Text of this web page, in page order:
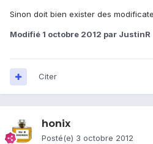
Sinon doit bien exister des
Modifié 1 octobre 2012 par JustinR
Citer
honix
Posté(e) 3 octobre 2012